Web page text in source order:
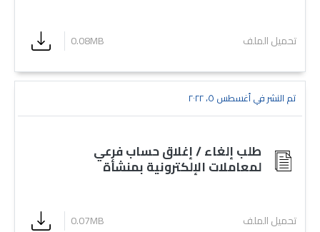
تحميل الملف 0.08MB
تم النشر في أغسطس ٥، ٢٠٢٢
طلب إلغاء / إغلاق حساب فرعي
لمعاملات الإلكترونية بمنشأة
تحميل الملف 0.07MB